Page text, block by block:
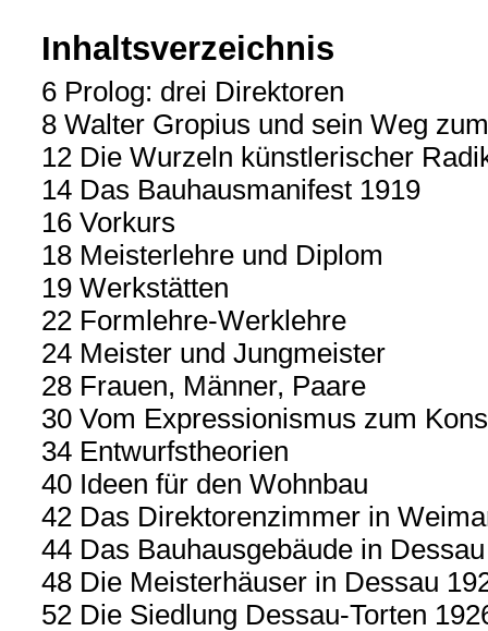
Inhaltsverzeichnis
6 Prolog: drei Direktoren
8 Walter Gropius und sein Weg
12 Die Wurzeln künstlerischer
14 Das Bauhausmanifest 1919
16 Vorkurs
18 Meisterlehre und Diplom
19 Werkstätten
22 Formlehre-Werklehre
24 Meister und Jungmeister
28 Frauen, Männer, Paare
30 Vom Expressionismus zum
34 Entwurfstheorien
40 Ideen für den Wohnbau
42 Das Direktorenzimmer in
44 Das Bauhausgebäude in
48 Die Meisterhäuser in Dessau
52 Die Siedlung Dessau-Torten